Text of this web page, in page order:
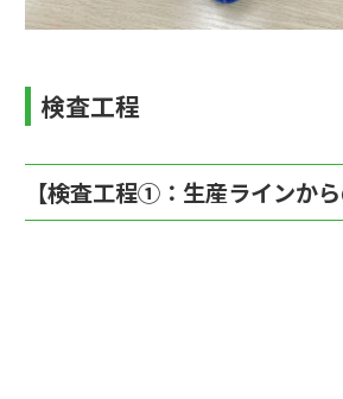
検査工程
【検査工程①：生産ラインか